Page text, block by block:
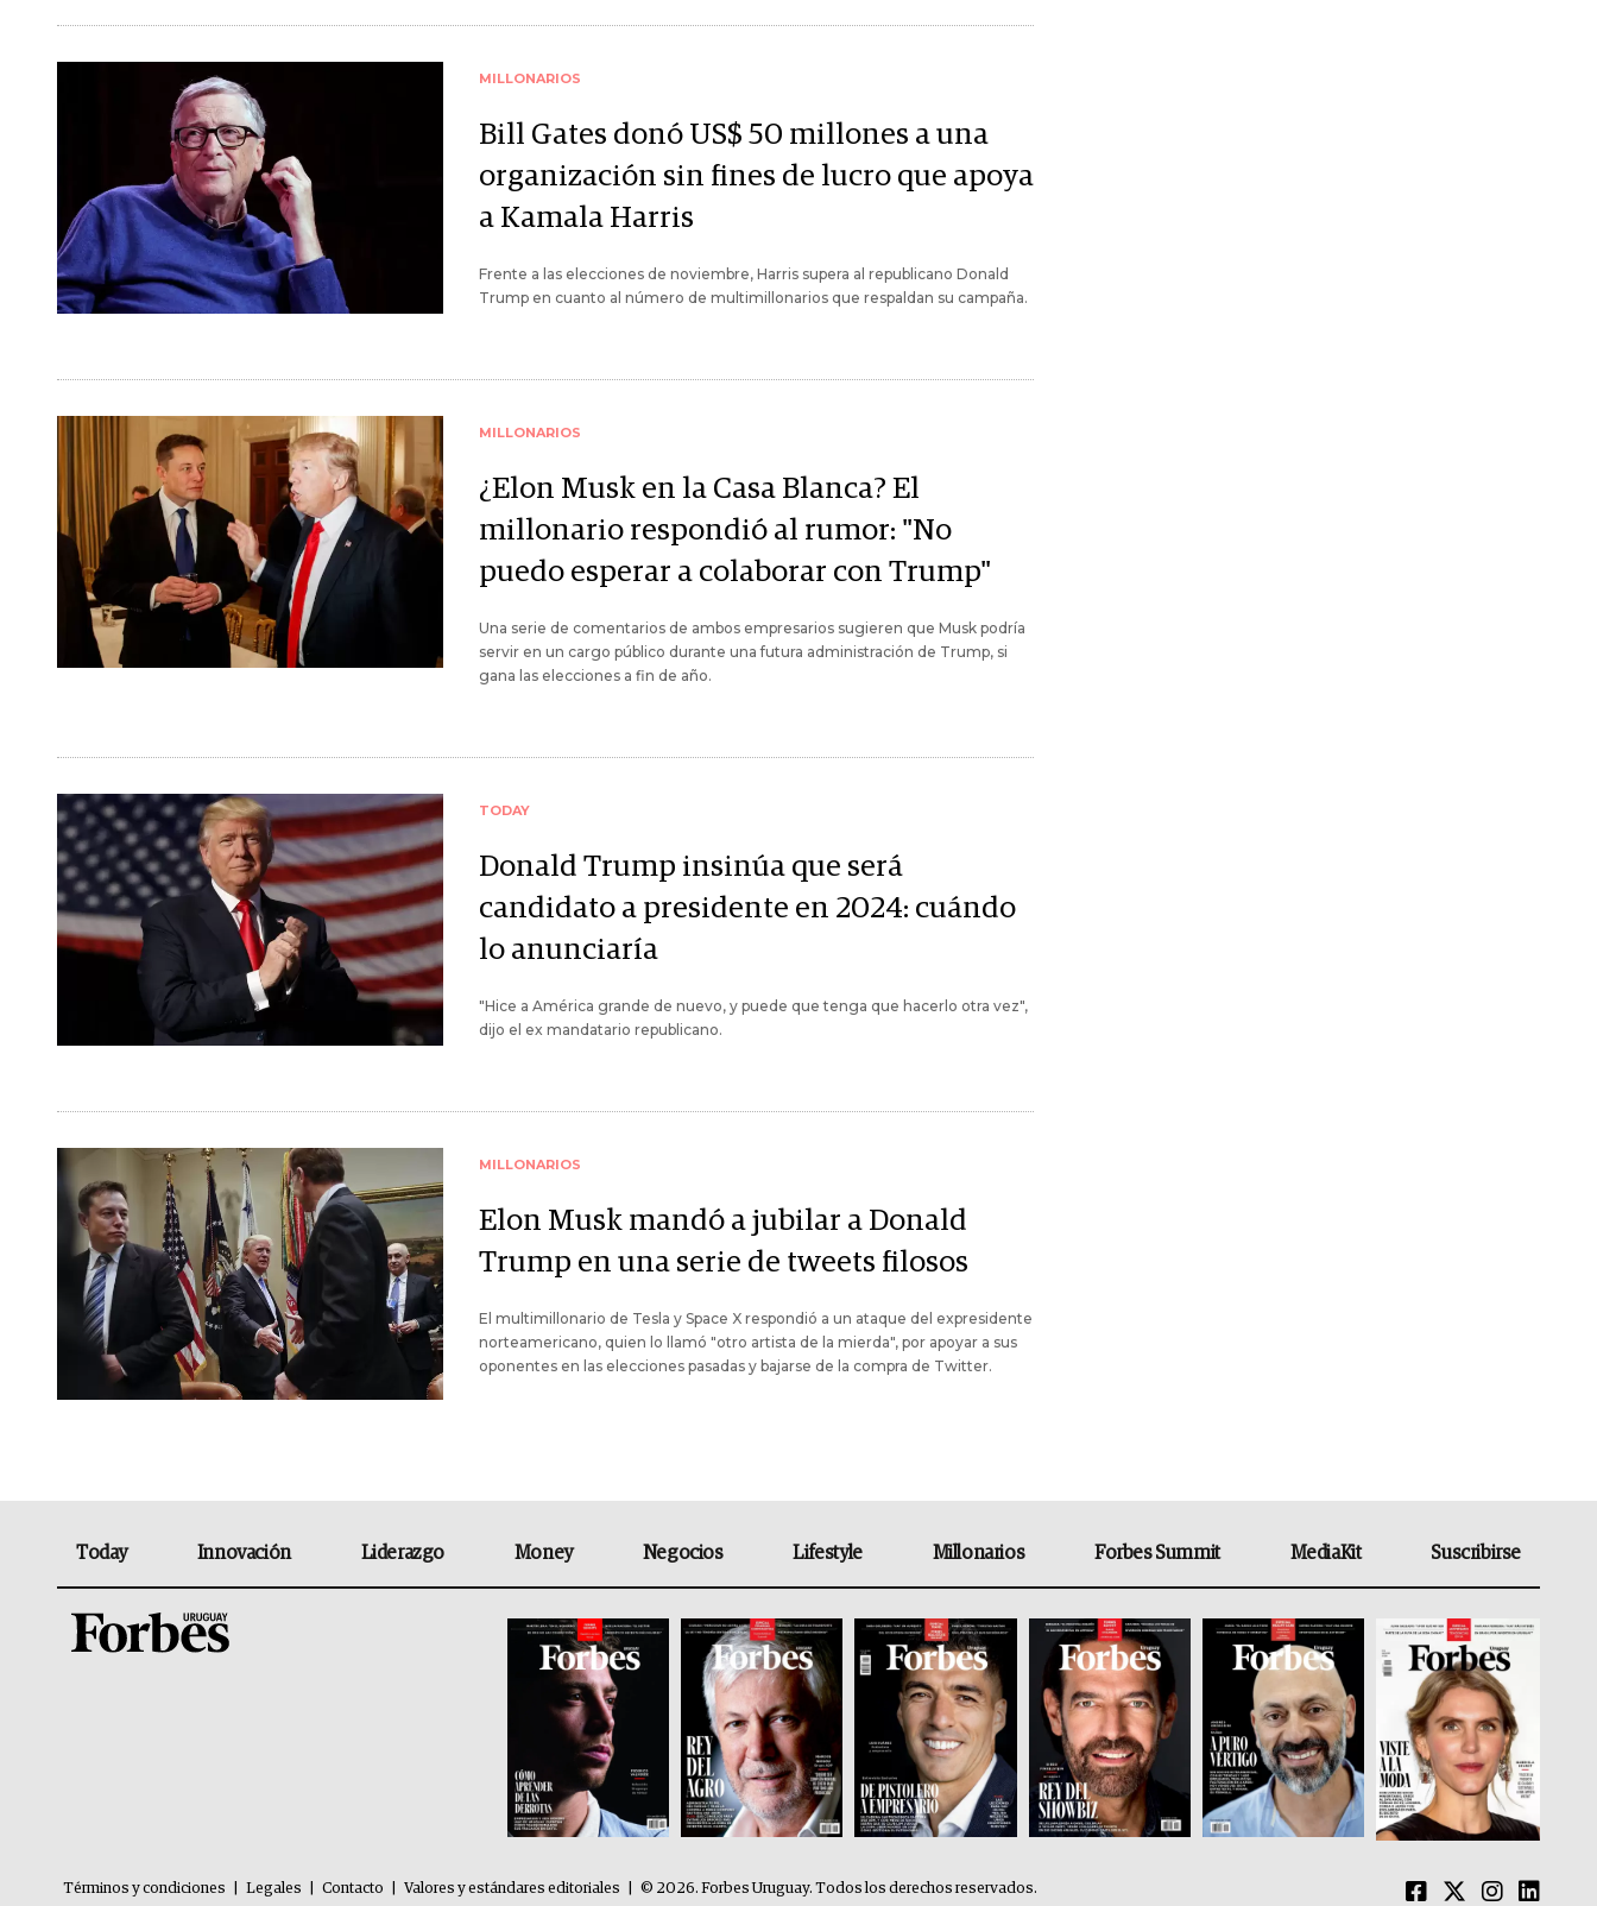
MILLONARIOS
Bill Gates donó US$ 50 millones a una
organización sin fines de lucro que apoya
a Kamala Harris
Frente a las elecciones de noviembre, Harris supera al republicano Donald
Trump en cuanto al número de multimillonarios que respaldan su campaña.
MILLONARIOS
¿Elon Musk en la Casa Blanca? El
millonario respondió al rumor: "No
puedo esperar a colaborar con Trump"
Una serie de comentarios de ambos empresarios sugieren que Musk podría
servir en un cargo público durante una futura administración de Trump, si
gana las elecciones a fin de año.
TODAY
Donald Trump insinúa que será
candidato a presidente en 2024: cuándo
lo anunciaría
"Hice a América grande de nuevo, y puede que tenga que hacerlo otra vez",
dijo el ex mandatario republicano.
MILLONARIOS
Elon Musk mandó a jubilar a Donald
Trump en una serie de tweets filosos
El multimillonario de Tesla y Space X respondió a un ataque del expresidente
norteamericano, quien lo llamó "otro artista de la mierda", por apoyar a sus
oponentes en las elecciones pasadas y bajarse de la compra de Twitter.
Today Innovación Liderazgo Money Negocios Lifestyle Millonarios Forbes Summit MediaKit Suscribirse
Términos y condiciones Legales Contacto Valores y estándares editoriales © 2026. Forbes Uruguay. Todos los derechos reservados.